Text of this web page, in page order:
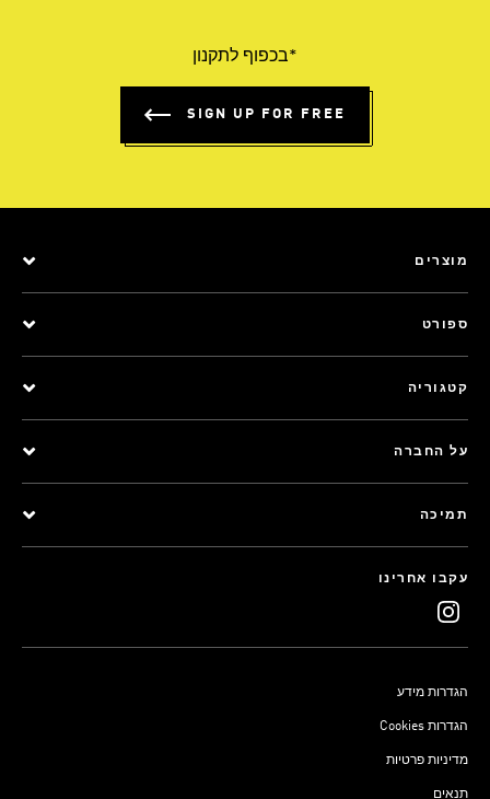
*בכפוף לתקנון
SIGN UP FOR FREE
מוצרים
ספורט
קטגוריה
על החברה
תמיכה
עקבו אחרינו
הגדרות מידע
Cookies הגדרות
מדיניות פרטיות
תנאים